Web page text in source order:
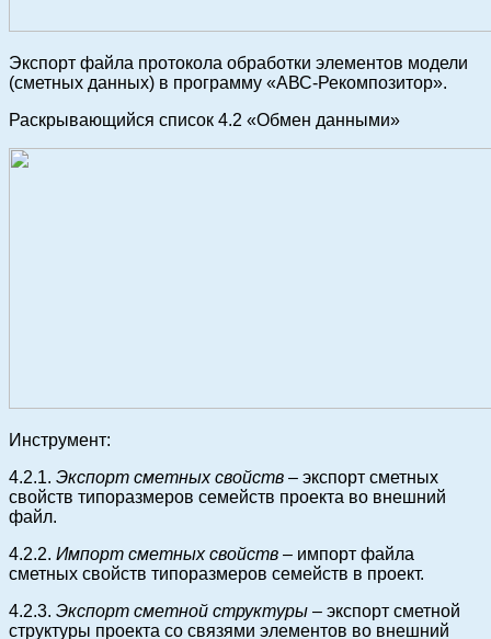
Экспорт файла протокола обработки элементов модели
(сметных данных) в программу «АВС-Рекомпозитор».
Раскрывающийся список 4.2 «Обмен данными»
Инструмент:
4.2.1. Экспорт сметных свойств – экспорт сметных
свойств типоразмеров семейств проекта во внешний
файл.
4.2.2. Импорт сметных свойств – импорт файла
сметных свойств типоразмеров семейств в проект.
4.2.3. Экспорт сметной структуры – экспорт сметной
структуры проекта со связями элементов во внешний